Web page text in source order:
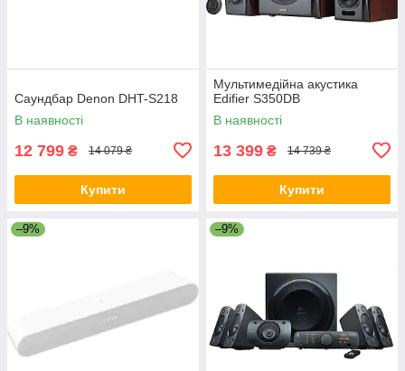
Саундбар Denon DHT-S218
В наявності
12 799 ₴ 14 079 ₴
Купити
Мультимедійна акустика
Edifier S350DB
В наявності
13 399 ₴ 14 739 ₴
Купити
–9% –9%